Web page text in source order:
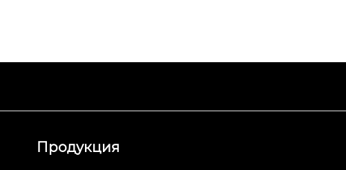
Продукция